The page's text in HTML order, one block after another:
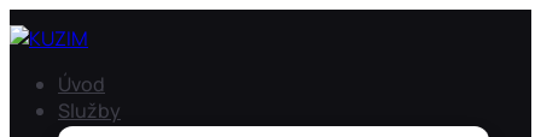
Úvod
Služby